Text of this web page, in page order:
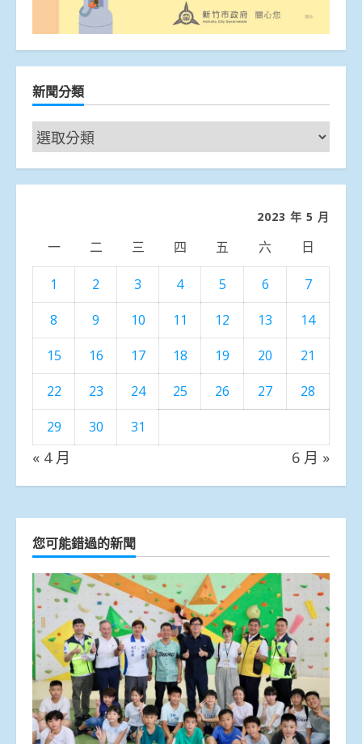
新聞分類
新
聞
分
2023 年 5 月
一 二 三 四 五 六 日
1 2 3 4 5 6
7
8
9 10 11 12 13
14
15
16 17 18 19 20
21
22
23 24 25 26 27
28
29
30 31
« 4 月 6 月 »
您可能錯過的新聞